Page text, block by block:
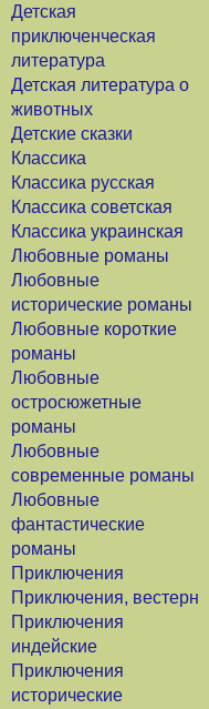
Детская
приключенческая
литература
Детская литература о
животных
Детские сказки
Классика
Классика русская
Классика советская
Классика украинская
Любовные романы
Любовные
исторические романы
Любовные короткие
романы
Любовные
остросюжетные
романы
Любовные
современные романы
Любовные
фантастические
романы
Приключения
Приключения, вестерн
Приключения
индейские
Приключения
исторические